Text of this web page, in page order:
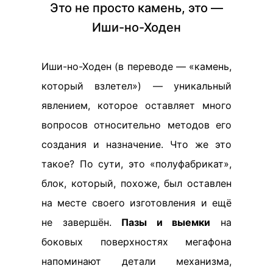
Это не просто камень, это —
Иши-но-Ходен
Иши-но-Ходен (в переводе — «камень,
который взлетел») — уникальный
явлением, которое оставляет много
вопросов относительно методов его
создания и назначение. Что же это
такое? По сути, это «полуфабрикат»,
блок, который, похоже, был оставлен
на месте своего изготовления и ещё
не завершён. Пазы и выемки на
боковых поверхностях мегафона
напоминают детали механизма,